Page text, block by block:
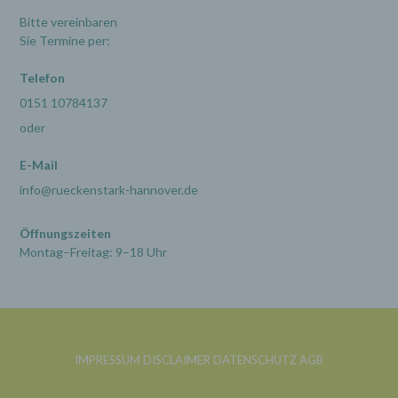
Bitte vereinbaren
Sie Termine per:
Telefon
0151 10784137
oder
E-Mail
info@rueckenstark-hannover.de
Öffnungszeiten
Montag–Freitag: 9–18 Uhr
IMPRESSUM DISCLAIMER DATENSCHUTZAGB
freiwillig für den bestimmten Fall in informierter
verstehen gibt, dass sie mit der Verarbeitung der
Verantwortlichen
Grundverordnung, sonstiger in den Mitgliedstaaten der